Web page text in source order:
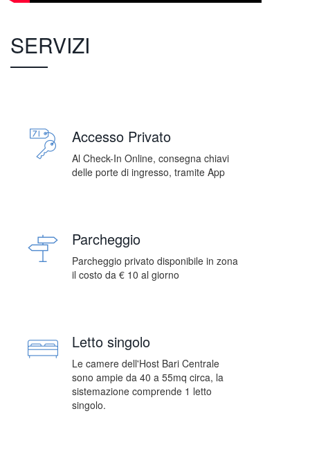
SERVIZI
Accesso Privato
Al Check-In Online, consegna chiavi
delle porte di ingresso, tramite App
Parcheggio
Parcheggio privato disponibile in zona
il costo da € 10 al giorno
Letto singolo
Le camere dell'Host Bari Centrale
sono ampie da 40 a 55mq circa, la
sistemazione comprende 1 letto
singolo.